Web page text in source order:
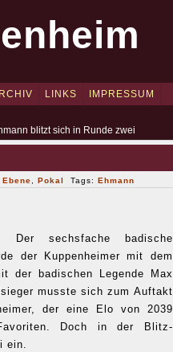
LINKS IMPRESSUM
blitzt sich in Runde zwei
Pokal Tags: Ehmann
Der sechsfache badische
der Kuppenheimer mit dem
der badischen Legende Max
musste sich zum Auftakt
der eine Elo von 2039
Doch in der Blitz-
ein.